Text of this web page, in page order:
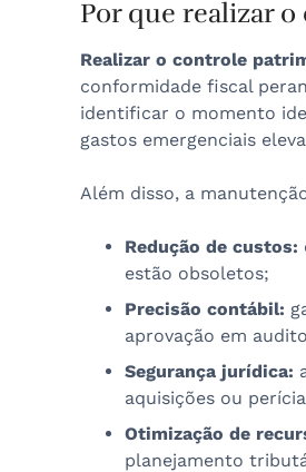
Por que realizar
Realizar o controle
conformidade fiscal
identificar o momento
gastos emergenciais
Além disso, a
Redução de custos:
estão obsoletos;
Precisão contábil:
aprovação em
Segurança jurídica:
aquisições ou
Otimização de
planejamento